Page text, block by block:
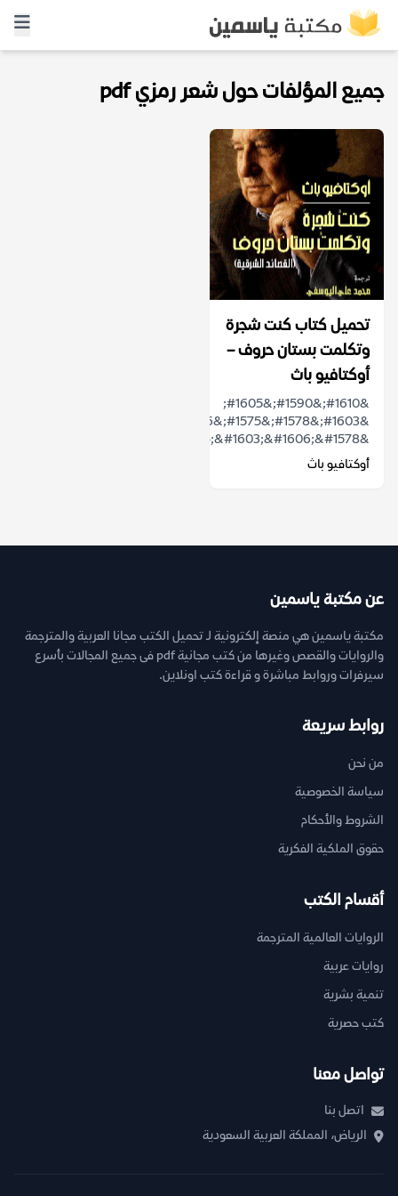
جميع المؤلفات حول شعر رمزي pdf
تحميل كتاب كنت شجرة
وتكلمت بستان حروف –
أوكتافيو باث
&#1610;&#1590;&#1605;
&laquo;&#1603;&#1606;&#1578;...
أوكتافيو باث
عن مكتبة ياسمين
مكتبة ياسمين هي منصة إلكترونية لـ تحميل الكتب مجانا العربية والمترجمة
والروايات والقصص وغيرها من كتب مجانية pdf فى جميع المجالات بأسرع
سيرفرات وروابط مباشرة و قراءة كتب اونلاين.
روابط سريعة
من نحن
سياسة الخصوصية
الشروط والأحكام
حقوق الملكية الفكرية
أقسام الكتب
الروايات العالمية المترجمة
روايات عربية
تنمية بشرية
كتب حصرية
تواصل معنا
اتصل بنا
الرياض، المملكة العربية السعودية